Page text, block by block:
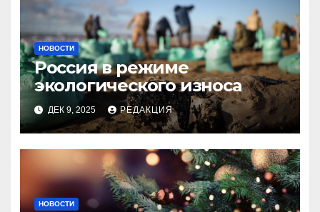
НОВОСТИ
Россия в режиме
экологического износа
ДЕК 9, 2025 РЕДАКЦИЯ
НОВОСТИ